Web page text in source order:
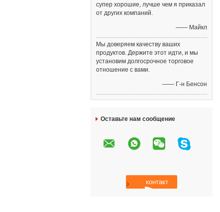
супер хорошие, лучше чем я приказал
от других компаний.
—— Майкл
Мы доверяем качеству ваших
продуктов. Держите этот идти, и мы
установим долгосрочное торговое
отношение с вами.
—— Г-н Бенсон
Оставьте нам сообщение